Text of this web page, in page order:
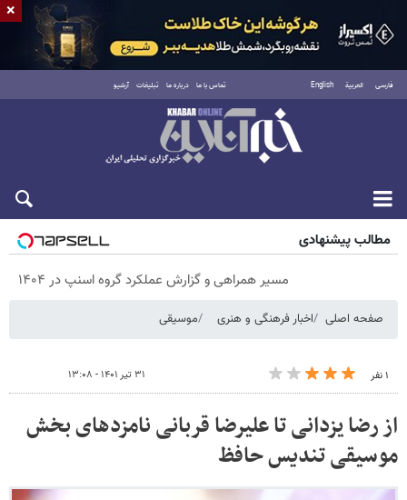
فارسی العربية English تماس با ما درباره ما تبلیغات آرشیو
پنجشنبه ۱۵ مرداد ۱۴۰۵
مطالب پیشنهادی
مسیر همراهی و گزارش عملکرد گروه اسنپ در ۱۴۰۴
صفحه اصلی اخبار فرهنگی و هنری موسیقی
۱ نفر ۳۱ تیر ۱۴۰۱ - ۱۳:۰۸
از رضا یزدانی تا علیرضا قربانی نامزدهای بخش
موسیقی تندیس حافظ
×